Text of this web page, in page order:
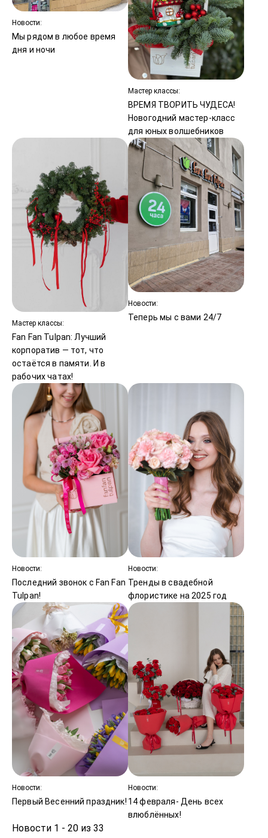
Новости:
Мы рядом в любое время
дня и ночи
Мастер классы:
ВРЕМЯ ТВОРИТЬ ЧУДЕСА!
Новогодний мастер-класс
для юных волшебников
Мастер классы:
Fan Fan Tulpan: Лучший
корпоратив — тот, что
остаётся в памяти. И в
рабочих чатах!
Новости:
Теперь мы с вами 24/7
Новости:
Последний звонок с Fan Fan
Tulpan!
Новости:
Тренды в свадебной
флористике на 2025 год
Новости:
Первый Весенний праздник!
Новости:
14 февраля- День всех
влюблённых!
Новости 1 - 20 из 33